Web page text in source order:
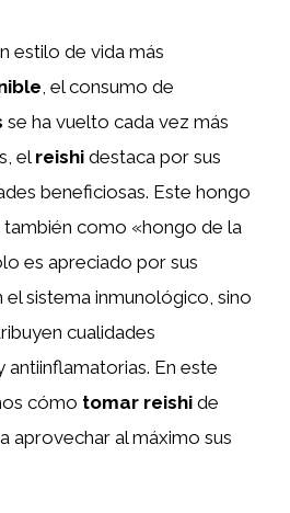
estilo de vida más
, el consumo de
se ha vuelto cada vez más
el reishi destaca por sus
beneficiosas. Este hongo
como «hongo de la
es apreciado por sus
sistema inmunológico, sino
cualidades
En este
cómo tomar reishi de
aprovechar al máximo sus